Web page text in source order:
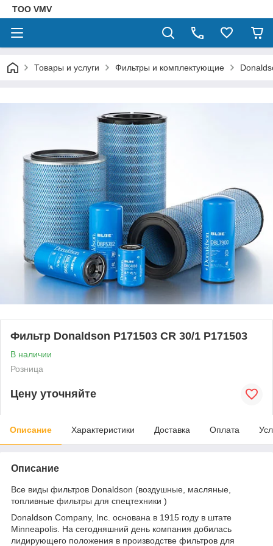
ТОО VMV
Товары и услуги Фильтры и комплектующие
Фильтр Donaldson P171503 CR 30/1 P171503
В наличии
Розница
Цену уточняйте
Описание Характеристики Доставка Оплата
Описание
Все виды фильтров Donaldson (воздушные, масляные,
топливные фильтры для спецтехники )
Donaldson Company, Inc. основана в 1915 году в штате
Minneapolis. На сегодняшний день компания добилась
лидирующего положения в производстве фильтров для